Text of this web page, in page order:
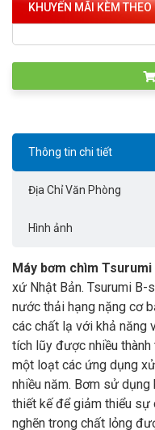
KHUYẾN MÃI KÈM THEO
Thông tin chi tiết
Địa Chỉ Văn Phòng
Hình ảnh
Máy bơm chìm
xứ Nhật Bản. Tsurumi
nước thải hạng nặng cơ
các chất lạ với khả năng
tích lũy được nhiều
một loạt các ứng dụng
nhiều năm. Bơm sử
thiết kế để giảm thiểu
nghẽn trong chất lỏng